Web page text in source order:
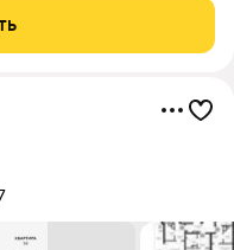
сделка. Без ремонта